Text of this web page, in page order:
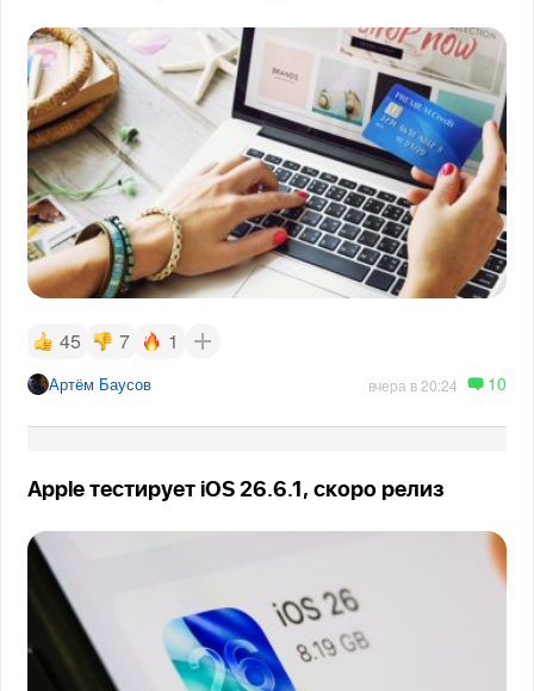
45 7 1
Артём Баусов вчера в 20:24 10
Apple тестирует iOS 26.6.1, скоро релиз